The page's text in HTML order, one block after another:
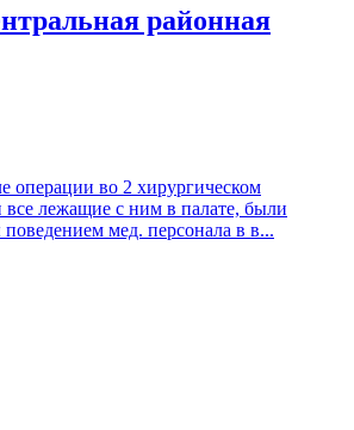
районная
операции во 2 хирургическом
лежащие с ним в палате, были
мед. персонала в в...